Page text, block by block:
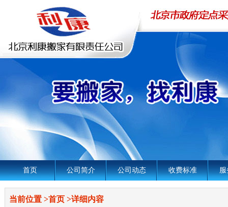
首页 公司简介 公司动态 收费标准 服
当前位置>首页>详细内容